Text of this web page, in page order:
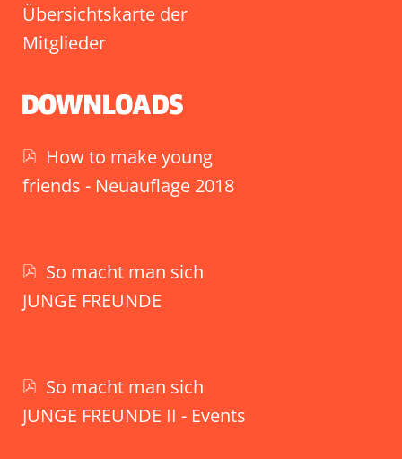
Übersichtskarte der
Mitglieder
How to make young
friends - Neuauflage 2018
So macht man sich
JUNGE FREUNDE
So macht man sich
JUNGE FREUNDE II - Events